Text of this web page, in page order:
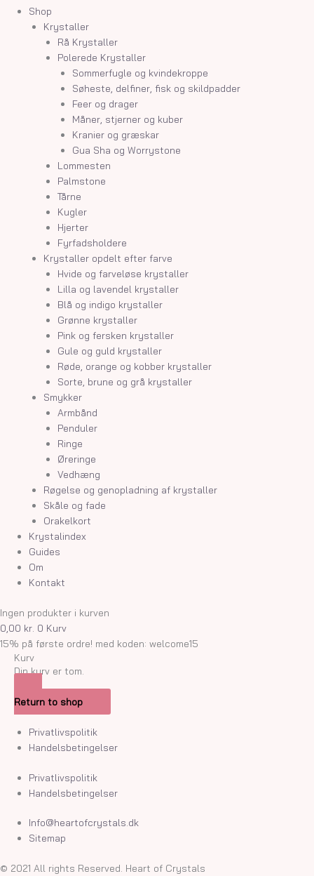
Shop
Krystaller
Rå Krystaller
Polerede Krystaller
Sommerfugle og kvindekroppe
Søheste, delfiner, fisk og skildpadder
Feer og drager
Måner, stjerner og kuber
Kranier og græskar
Gua Sha og Worrystone
Lommesten
Palmstone
Tårne
Kugler
Hjerter
Fyrfadsholdere
Krystaller opdelt efter farve
Hvide og farveløse krystaller
Lilla og lavendel krystaller
Blå og indigo krystaller
Grønne krystaller
Pink og fersken krystaller
Gule og guld krystaller
Røde, orange og kobber krystaller
Sorte, brune og grå krystaller
Smykker
Armbånd
Penduler
Ringe
Øreringe
Vedhæng
Røgelse og genopladning af krystaller
Skåle og fade
Orakelkort
Krystalindex
Guides
Om
Kontakt
Ingen produkter i kurven
0,00 kr. 0 Kurv
15% på første ordre! med koden: welcome15
Kurv
Din kurv er tom.
Return to shop
Privatlivspolitik
Handelsbetingelser
Privatlivspolitik
Handelsbetingelser
Info@heartofcrystals.dk
Sitemap
© 2021 All rights Reserved. Heart of Crystals